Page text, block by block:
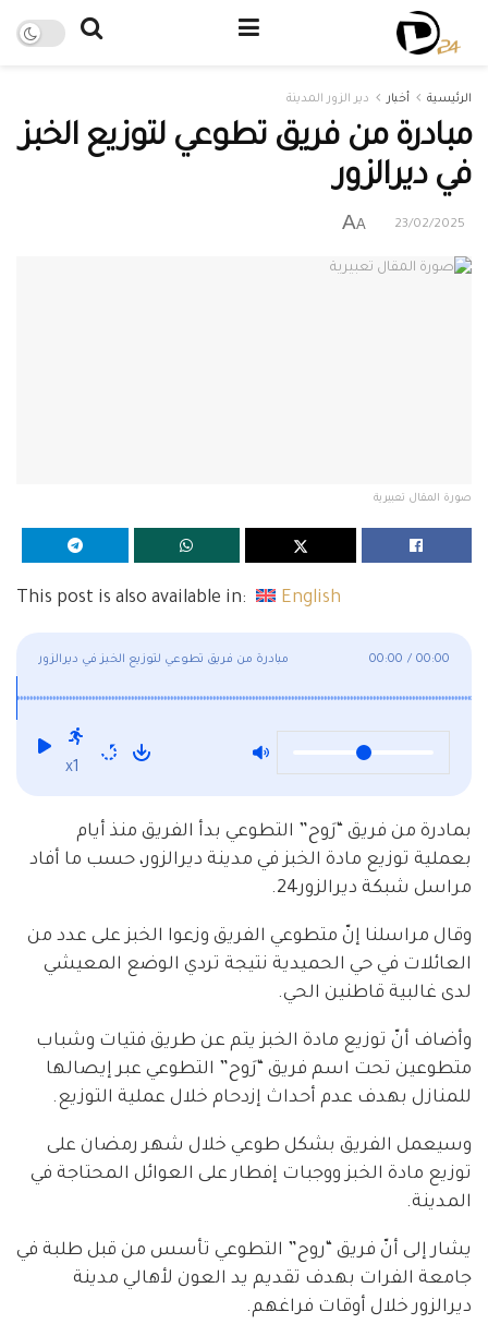
الرئيسية أخبار دير الزور المدينة
مبادرة من فريق تطوعي لتوزيع الخبز
في ديرالزور
23/02/2025
A
A
صورة المقال تعبيرية
This post is also available in: English
مبادرة من فريق تطوعي لتوزيع الخبز في ديرالزور 00:00 / 00:00
x1
بمادرة من فريق “رَوح” التطوعي بدأ الفريق منذ أيام
بعملية توزيع مادة الخبز في مدينة ديرالزور، حسب ما أفاد
مراسل شبكة ديرالزور24.
وقال مراسلنا إنّ متطوعي الفريق وزعوا الخبز على عدد من
العائلات في حي الحميدية نتيجة تردي الوضع المعيشي
لدى غالبية قاطنين الحي.
وأضاف أنّ توزيع مادة الخبز يتم عن طريق فتيات وشباب
متطوعين تحت اسم فريق “رَوح” التطوعي عبر إيصالها
للمنازل بهدف عدم أحداث إزدحام خلال عملية التوزيع.
وسيعمل الفريق بشكل طوعي خلال شهر رمضان على
توزيع مادة الخبز ووجبات إفطار على العوائل المحتاجة في
المدينة.
يشار إلى أنّ فريق “روح” التطوعي تأسس من قبل طلبة في
جامعة الفرات بهدف تقديم يد العون لأهالي مدينة
ديرالزور خلال أوقات فراغهم.